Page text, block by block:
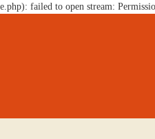
failed to open stream: